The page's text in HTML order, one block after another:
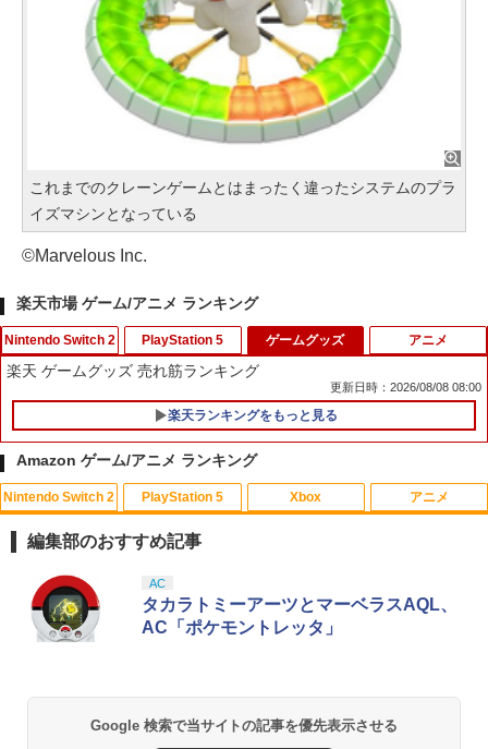
これまでのクレーンゲームとはまったく違ったシステムのプラ
イズマシンとなっている
©Marvelous Inc.
楽天市場 ゲーム/アニメ ランキング
Nintendo Switch 2
1
＼マラソン限定！最大15％OFFクーポン
／【レビューで液晶保護フィルムプレゼ
ント】Nintendo Switch2 ケース ニンテ
ンドースイッチ2 用 キャリングケース ハ
ードケース カバー 収納ケース 耐衝撃 フ
ィルムプレゼント スリム 有機ELモデル
対応 大容量収納
ケット セット 体感スポーツ対応 Ninten
do Switch 2 Sports 周辺機器 ジョイコ
ン Joy-Con2 アクセサリー レッド1本 ブ
PlayStation 5
1
2セット PS5 コントローラー用 ボタン
補修 修理パーツ 交換用 ラバー セット 修
理パーツ 修理キット プレイステーショ
ン5 プレステ5
2
PS5 本体 カバー ステッカー シール ケー
ス ホコリ プレステ5 保護 フィルム スキ
ン カスタマイズ 傷防止 耐久性 傷防止
ゲームグッズ
楽天 ゲームグッズ 売れ筋ランキング
更新日時：2026/08/08 08:00
楽天ランキングをもっと見る
アニメ
1
映画『THE FIRST SLAM DUNK』 STAN
DARD EDITION【Blu-ray】（早期予約
特典なし） [ 井上雄彦 ]
￥4,327
Amazon ゲーム/アニメ ランキング
Nintendo Switch 2
1
コード版
スプラトゥーン レイダース -Switch2
PlayStation 5
1
日本語専用 Console Language: Japan
ese only (CFI-2200B01)
Xbox
1
ラー + USB-C® ケーブル
【純正品】Xbox ワイヤレス コントロー
アニメ
1
窩座再来 通常版 [Blu-ray]
劇場版「鬼滅の刃」無限城編 第一章 猗
編集部のおすすめ記事
AC
タカラトミーアーツとマーベラスAQL、
AC「ポケモントレッタ」
Google 検索で当サイトの記事を優先表示させる